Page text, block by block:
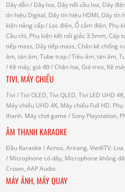
Dây dẫn/ Dây loa, Dây nối cầu loa, Dây
tín hiệu Digital, Dây tín hiệu HDMI, Dây tín
kiện nâng cấp/ Lọc điện, Ổ cắm điện, Phụ
Cầu chì, Phụ kiện kết nối giắc 3.5mm, Cáp
tiếp mass, Dây tiếp mass, Chân kê chống
âm, tán âm, Tube trap/ Tiêu âm, tán âm,
/ Kệ máy, giá đỡ/ Chân loa, Giá treo, Kệ
TIVI, MÁY CHIẾU
Tivi / Tivi OLED, Tivi QLED, Tivi LED UHD
Máy chiếu UHD 4K, Máy chiếu Full HD. Phụ
thanh. Máy chơi game / Sony Playstation,
ÂM THANH KARAOKE
Đầu Karaoke / Acnos, Arirang, VietKTV.
/ Microphone có dây, Microphone không
Crown, AAP Audio.
MÁY ẢNH, MÁY QUAY